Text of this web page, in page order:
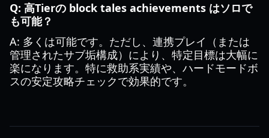
Q: 高Tierの block tales achievements はソロで
も可能？
A: 多くは可能です。ただし、連携プレイ（または
管理されたサブ垢構成）により、特定目標は大幅に
楽になります。特に救助系実績や、ハードモードボ
スの安定攻略チェックで効果的です。